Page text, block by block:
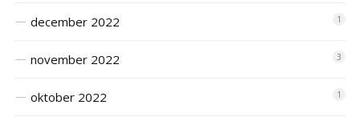
december 2022 1
november 2022 3
oktober 2022 1